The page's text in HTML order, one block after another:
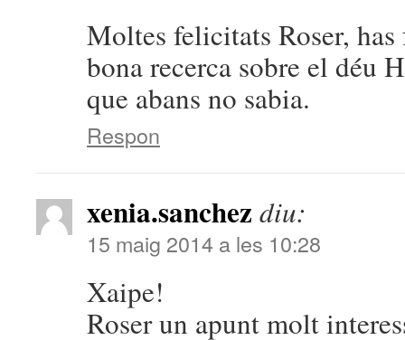
Moltes felicitats Roser,
bona recerca sobre el déu
que abans no sabia.
Respon
xenia.sanchez diu:
15 maig 2014 a les 10:28
Xaipe!
Roser un apunt molt